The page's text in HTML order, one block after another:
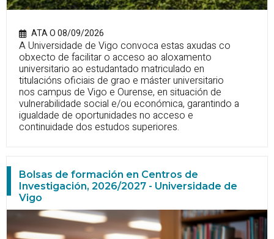
ATA O 08/09/2026
A Universidade de Vigo convoca estas axudas co
obxecto de facilitar o acceso ao aloxamento
universitario ao estudantado matriculado en
titulacións oficiais de grao e máster universitario
nos campus de Vigo e Ourense, en situación de
vulnerabilidade social e/ou económica, garantindo a
igualdade de oportunidades no acceso e
continuidade dos estudos superiores.
Bolsas de formación en Centros de
Investigación, 2026/2027 - Universidade de
Vigo